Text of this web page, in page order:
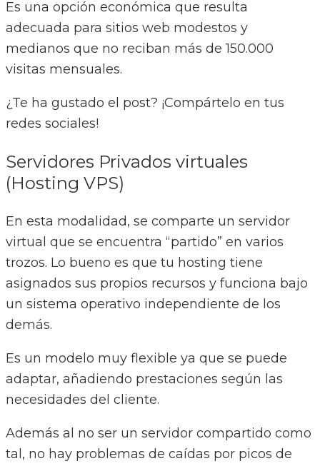
Es una opción económica que resulta
adecuada para sitios web modestos y
medianos que no reciban más de 150.000
visitas mensuales.
¿Te ha gustado el post? ¡Compártelo en tus
redes sociales!
Servidores Privados virtuales
(Hosting VPS)
En esta modalidad, se comparte un servidor
virtual que se encuentra “partido” en varios
trozos. Lo bueno es que tu hosting tiene
asignados sus propios recursos y funciona bajo
un sistema operativo independiente de los
demás.
Es un modelo muy flexible ya que se puede
adaptar, añadiendo prestaciones según las
necesidades del cliente.
Además al no ser un servidor compartido como
tal, no hay problemas de caídas por picos de